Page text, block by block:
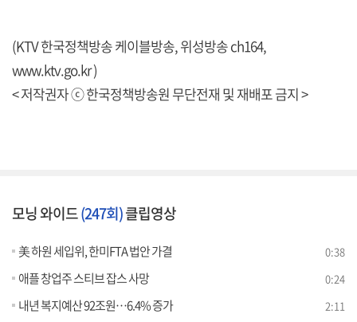
(KTV 한국정책방송 케이블방송, 위성방송 ch164,
www.ktv.go.kr )
< 저작권자 ⓒ 한국정책방송원 무단전재 및 재배포 금지 >
모닝 와이드(247회)클립영상
美 하원 세입위, 한미FTA 법안 가결 0:38
애플 창업주 스티브 잡스 사망 0:24
내년 복지예산 92조원…6.4% 증가 2:11